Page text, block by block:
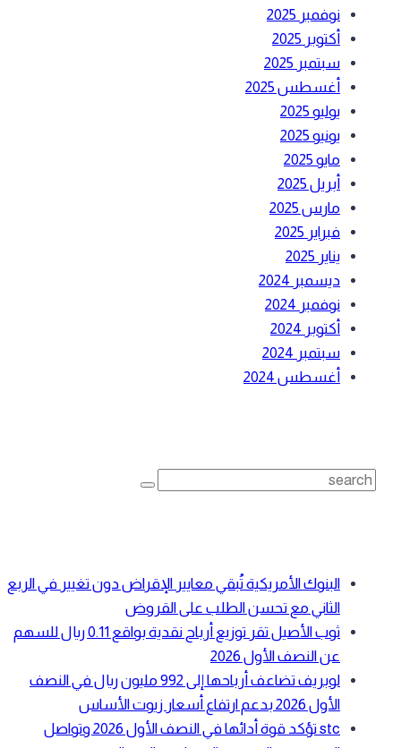
نوفمبر 2025
أكتوبر 2025
سبتمبر 2025
أغسطس 2025
يوليو 2025
يونيو 2025
مايو 2025
أبريل 2025
مارس 2025
فبراير 2025
يناير 2025
ديسمبر 2024
نوفمبر 2024
أكتوبر 2024
سبتمبر 2024
أغسطس 2024
Search
البنوك الأمريكية تُبقي معايير الإقراض دون تغيير في الربع
الثاني مع تحسن الطلب على القروض
ثوب الأصيل تقر توزيع أرباح نقدية بواقع 0.11 ريال للسهم
عن النصف الأول 2026
لوبريف تضاعف أرباحها إلى 992 مليون ريال في النصف
الأول 2026 بدعم ارتفاع أسعار زيوت الأساس
stc تؤكد قوة أدائها في النصف الأول 2026 وتواصل